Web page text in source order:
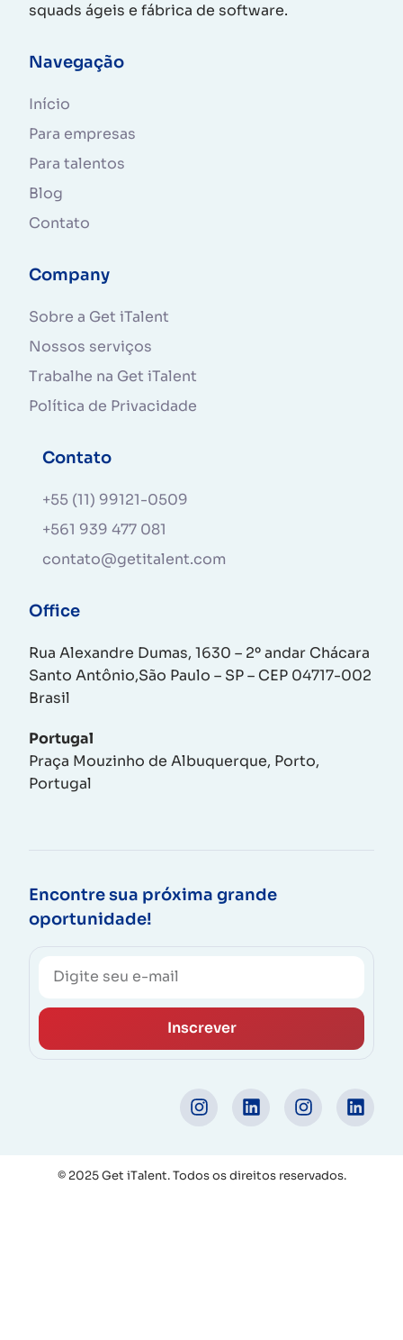
squads ágeis e fábrica de software.
Navegação
Início
Para empresas
Para talentos
Blog
Contato
Company
Sobre a Get iTalent
Nossos serviços
Trabalhe na Get iTalent
Política de Privacidade
Contato
+55 (11) 99121-0509
+561 939 477 081
contato@getitalent.com
Office
Rua Alexandre Dumas, 1630 – 2º andar Chácara
Santo Antônio,São Paulo – SP – CEP 04717-002
Brasil
Portugal
Praça Mouzinho de Albuquerque, Porto,
Portugal
Encontre sua próxima grande
oportunidade!
Inscrever
© 2025 Get iTalent. Todos os direitos reservados.